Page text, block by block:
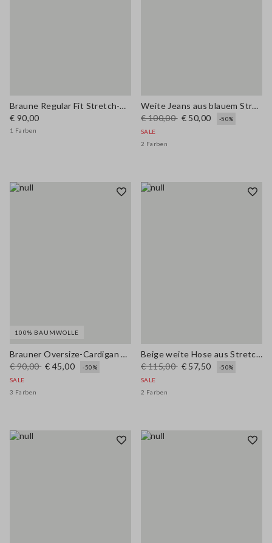
Braune Regular Fit Stretch-Viskosehose
€ 90,00
1 Farben
Weite Jeans aus blauem Stretch-Baumwollstoff
€ 100,00 € 50,00
-50%
SALE
2 Farben
100% BAUMWOLLE
Brauner Oversize-Cardigan aus reiner Baumwolle
€ 90,00 € 45,00
-50%
SALE
3 Farben
Beige weite Hose aus Stretch-Baumwolle
€ 115,00 € 57,50
-50%
SALE
2 Farben